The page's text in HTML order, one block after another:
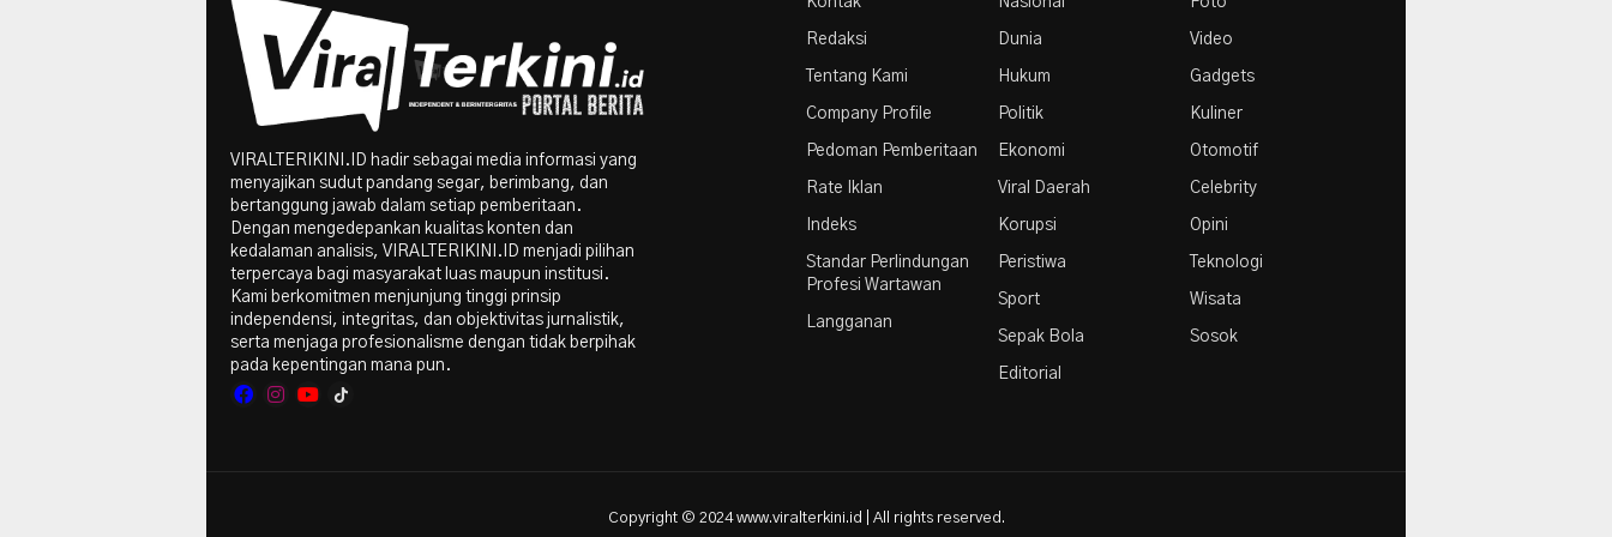
Redaksi
Tentang Kami
Company Profile
Pedoman Pemberitaan
Rate Iklan
Indeks
Standar Perlindungan
Profesi Wartawan
Langganan
Dunia
Hukum
Politik
Ekonomi
Viral Daerah
Korupsi
Peristiwa
Sport
Sepak Bola
Editorial
Video
Gadgets
Kuliner
Otomotif
Celebrity
Opini
Teknologi
Wisata
Sosok
VIRALTERIKINI.ID hadir sebagai media informasi yang
menyajikan sudut pandang segar, berimbang, dan
bertanggung jawab dalam setiap pemberitaan.
Dengan mengedepankan kualitas konten dan
kedalaman analisis, VIRALTERIKINI.ID menjadi pilihan
terpercaya bagi masyarakat luas maupun institusi.
Kami berkomitmen menjunjung tinggi prinsip
independensi, integritas, dan objektivitas jurnalistik,
serta menjaga profesionalisme dengan tidak berpihak
pada kepentingan mana pun.
Copyright © 2024 www.viralterkini.id | All rights reserved.